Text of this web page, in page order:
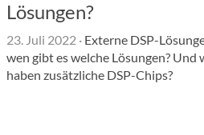
Lösungen?
23. Juli 2022 · Externe DSP-
wen gibt es welche Lösungen?
haben zusätzliche DSP-Chips?